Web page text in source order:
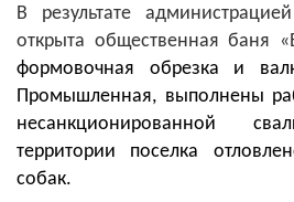
В результате
открыта общественная баня
формовочная обрезка и
Промышленная, выполнены
несанкционированной
территории поселка
собак.